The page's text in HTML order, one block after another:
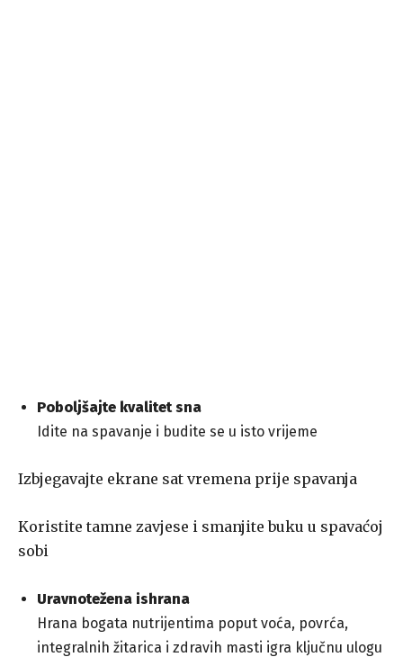
Poboljšajte kvalitet sna
Idite na spavanje i budite se u isto vrijeme
Izbjegavajte ekrane sat vremena prije spavanja
Koristite tamne zavjese i smanjite buku u spavaćoj
sobi
Uravnotežena ishrana
Hrana bogata nutrijentima poput voća, povrća,
integralnih žitarica i zdravih masti igra ključnu ulogu